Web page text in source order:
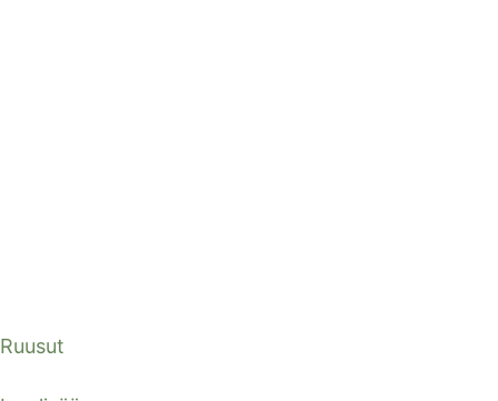
Ruusut